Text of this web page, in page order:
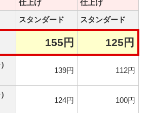
仕上げ
仕上げ
スタンダード スタンダード
155円 125円
139円 112円
124円 100円